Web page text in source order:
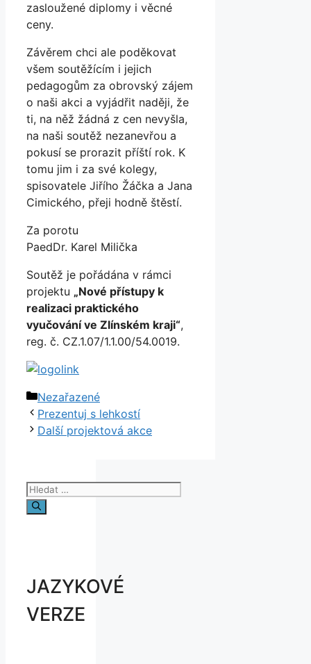
zasloužené diplomy i věcné
ceny.
Závěrem chci ale poděkovat
všem soutěžícím i jejich
pedagogům za obrovský zájem
o naši akci a vyjádřit naději, že
ti, na něž žádná z cen nevyšla,
na naši soutěž nezanevřou a
pokusí se prorazit příští rok. K
tomu jim i za své kolegy,
spisovatele Jiřího Žáčka a Jana
Cimického, přeji hodně štěstí.
Za porotu
PaedDr. Karel Milička
Soutěž je pořádána v rámci
projektu „Nové přístupy k
realizaci praktického
vyučování ve Zlínském kraji“,
reg. č. CZ.1.07/1.1.00/54.0019.
Rubriky
Nezařazené
Prezentuj s lehkostí
Další projektová akce
Hledat:
JAZYKOVÉ
VERZE